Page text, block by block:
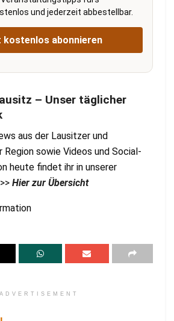
und jederzeit abbestellbar.
abonnieren
– Unser täglicher
aus der Lausitzer und
Region sowie Videos und Social-
heute findet ihr in unserer
Hier zur Übersicht
ADVERTISEMENT